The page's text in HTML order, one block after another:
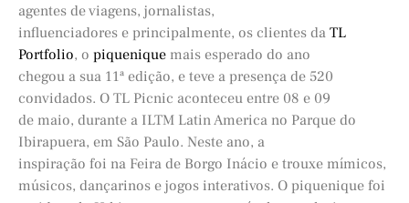
agentes de viagens, jornalistas,
influenciadores e principalmente, os clientes da TL
Portfolio, o piquenique mais esperado do ano
chegou a sua 11ª edição, e teve a presença de 520
convidados. O TL Picnic aconteceu entre 08 e 09
de maio, durante a ILTM Latin America no Parque do
Ibirapuera, em São Paulo. Neste ano, a
inspiração foi na Feira de Borgo Inácio e trouxe mímicos,
músicos, dançarinos e jogos interativos. O piquenique foi